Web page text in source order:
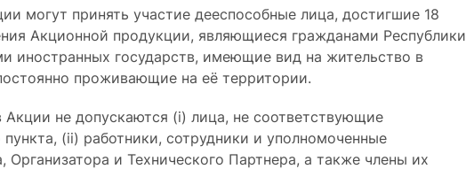
могут принять участие дееспособные лица, достигшие 18
Акционной продукции, являющиеся гражданами Республики
иностранных государств, имеющие вид на жительство в
проживающие на её территории.
Акции не допускаются (i) лица, не соответствующие
(ii) работники, сотрудники и уполномоченные
Организатора и Технического Партнера, а также члены их